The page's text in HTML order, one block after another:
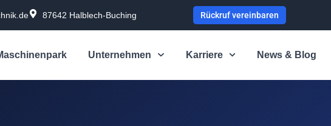
87642 Halblech-Buching Rückruf vereinbaren
Unternehmen Karriere News & Blog